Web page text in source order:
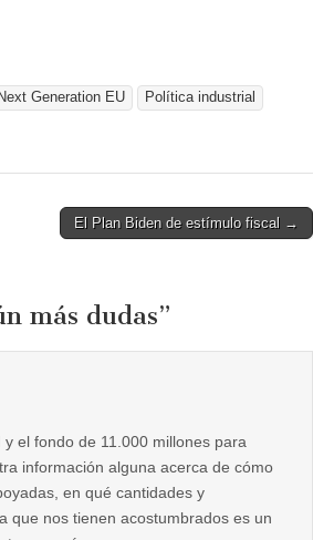
Next Generation EU
Política industrial
El Plan Biden de estímulo fiscal →
más dudas”
el fondo de 11.000 millones para
información alguna acerca de cómo
en qué cantidades y
que nos tienen acostumbrados es un